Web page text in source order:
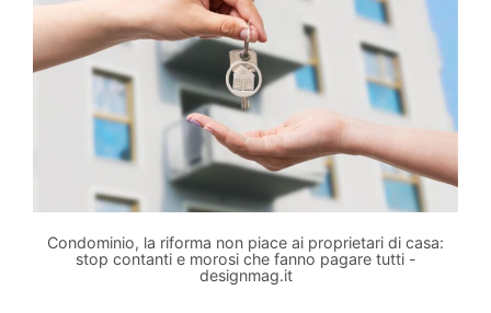
Condominio, la riforma non piace ai proprietari di casa:
stop contanti e morosi che fanno pagare tutti -
designmag.it